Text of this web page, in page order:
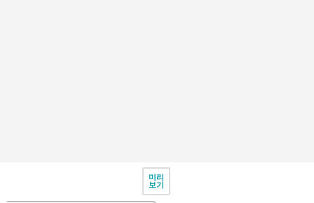
미리
보기